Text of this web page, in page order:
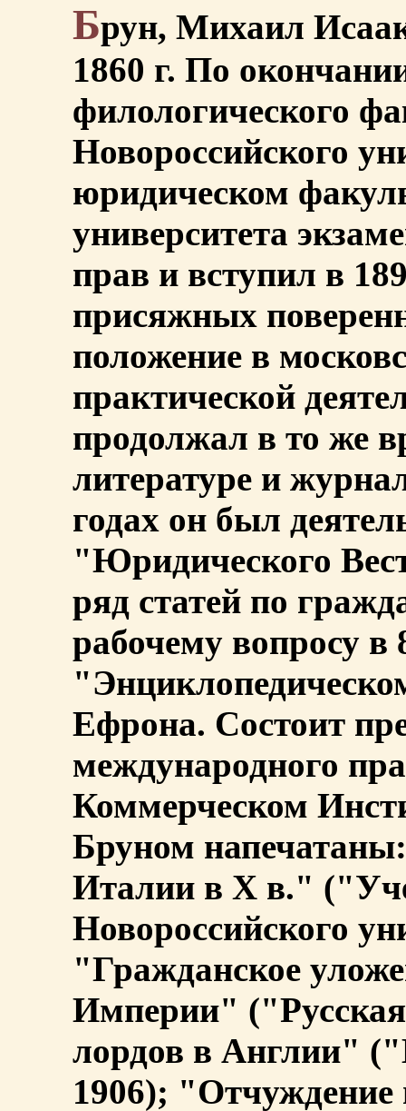
Брун, Михаил
1860 г. По
филологического
Новороссийского
юридическом
университета
прав и вступил в
присяжных
положение в
практической
продолжал в то же
литературе и
годах он был
"Юридического
ряд статей по
рабочему вопросу в
Ефрона. Состоит
международного
Коммерческом
Бруном
Италии в Х в."
Новороссийского
"Гражданское
Империи"
лордов в Англии"
1906);